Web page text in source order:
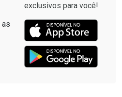
exclusivos para você!